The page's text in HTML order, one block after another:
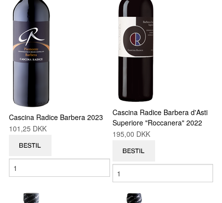
Cascina Radice Barbera 2023
101,25 DKK
Cascina Radice Barbera d'Asti
Superiore "Roccanera" 2022
195,00 DKK